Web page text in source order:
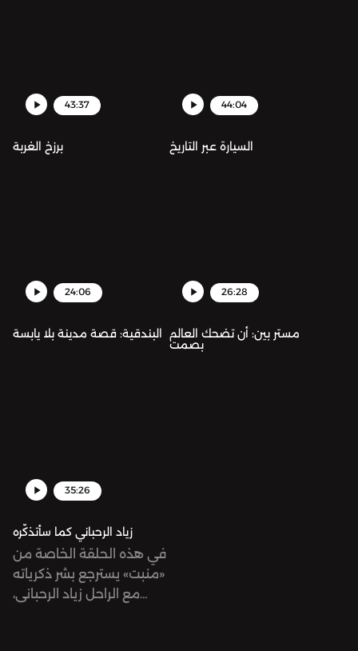
43:37
برزخ الغربة
44:04
السيارة عبر التاريخ
24:06
البندقية: قصة مدينة بلا يابسة
26:28
مستر بين: أن تضحك العالم
بصمت
35:26
زياد الرحباني كما سأتذكّره
في هذه الحلقة الخاصة من
«منبت» يسترجع بشر ذكرياته
مع الراحل زياد الرحباني،